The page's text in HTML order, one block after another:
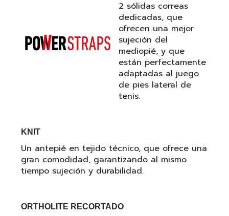
2 sólidas correas
dedicadas, que
ofrecen una mejor
sujeción del
mediopié, y que
están perfectamente
adaptadas al juego
de pies lateral de
tenis.
KNIT
Un antepié en tejido técnico, que ofrece una
gran comodidad, garantizando al mismo
tiempo sujeción y durabilidad.
ORTHOLITE RECORTADO